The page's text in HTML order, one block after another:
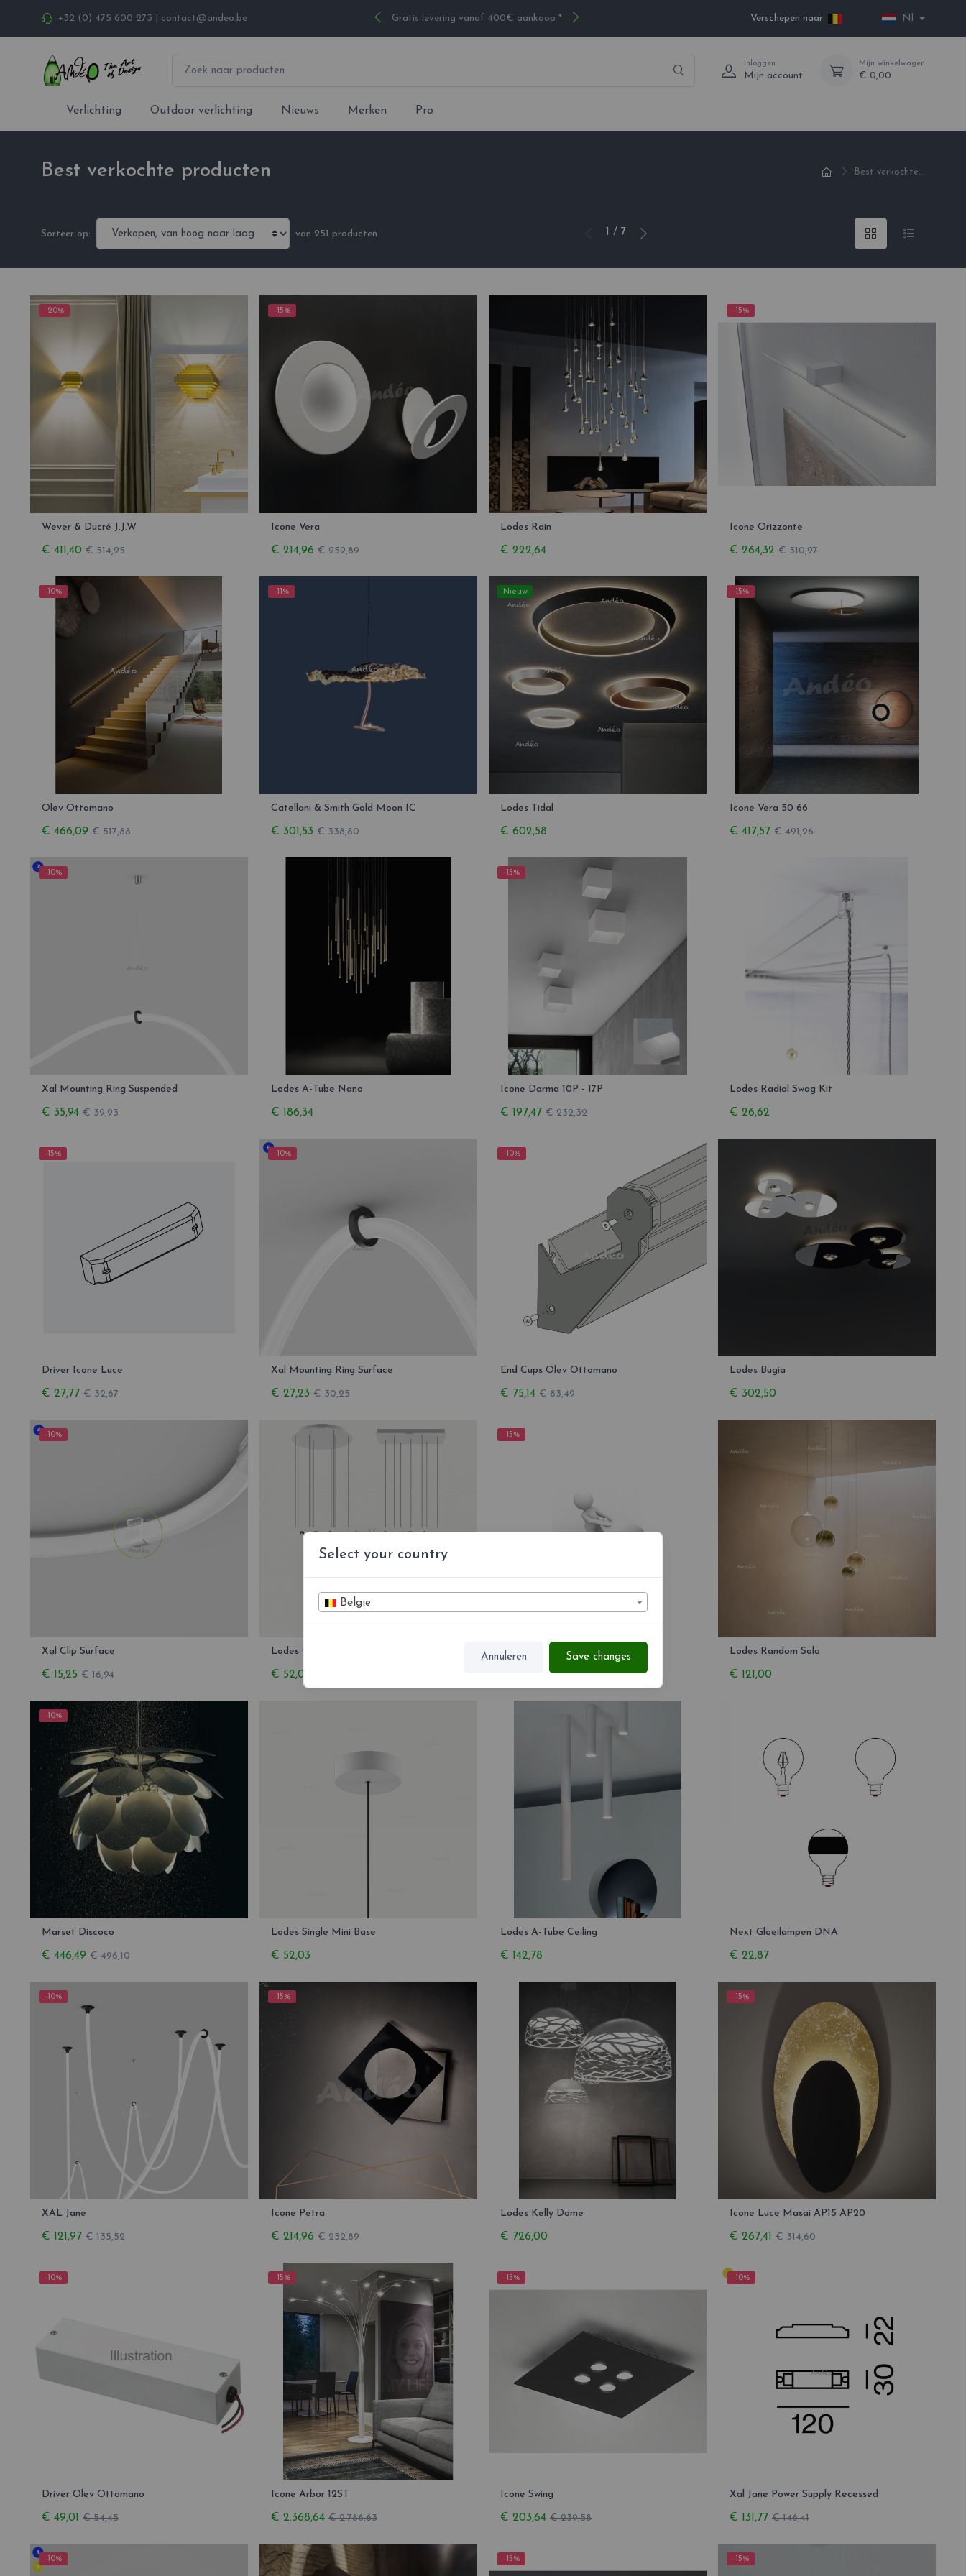
Select your country
België
Annuleren Save changes
+32 (0) 475 600 273 contact@andeo.be Gratis levering vanaf 400€ aankoop * Verschepen naar: Nl
Inloggen
Mijn account
Mijn winkelwagen
€ 0,00
Verlichting Outdoor verlichting Nieuws Merken Pro
Best verkochte...
Best verkochte producten
Sorteer op: van 251 producten 1 / 7
-20%
Wever & Ducré J.J.W
€ 411,40 € 514,25
-15%
Icone Vera
€ 214,96 € 252,89
Lodes Rain
€ 222,64
-15%
Icone Orizzonte
€ 264,32 € 310,97
-10%
Olev Ottomano
€ 466,09 € 517,88
-11%
Catellani & Smith Gold Moon IC
€ 301,53 € 338,80
Nieuw
Lodes Tidal
€ 602,58
-15%
Icone Vera 50 66
€ 417,57 € 491,26
-10%
Xal Mounting Ring Suspended
€ 35,94 € 39,93
Lodes A-Tube Nano
€ 186,34
-15%
Icone Darma 10P - 17P
€ 197,47 € 232,32
Lodes Radial Swag Kit
€ 26,62
-15%
Driver Icone Luce
€ 27,77 € 32,67
-10%
Xal Mounting Ring Surface
€ 27,23 € 30,25
-10%
End Cups Olev Ottomano
€ 75,14 € 83,49
Lodes Bugia
€ 302,50
-10%
Xal Clip Surface
€ 15,25 € 16,94
Lodes Canopies
€ 52,03
-15%
Icone Muur Huisvesting
€ 39,93
Lodes Random Solo
€ 121,00
-10%
Marset Discoco
€ 446,49 € 496,10
Lodes Single Mini Base
€ 52,03
Lodes A-Tube Ceiling
€ 142,78
Next Gloeilampen DNA
€ 22,87
-10%
XAL Jane
€ 121,97 € 135,52
-15%
Icone Petra
€ 214,96 € 252,89
Lodes Kelly Dome
€ 726,00
-15%
Icone Luce Masai AP15 AP20
€ 267,41 € 314,60
-10%
Driver Olev Ottomano
€ 49,01 € 54,45
-15%
Icone Arbor 12ST
€ 2.368,64 € 2.786,63
-15%
Icone Swing
€ 203,64 € 239,58
-10%
Xal Jane Power Supply Recessed
€ 131,77 € 146,41
-10% -15% -15%